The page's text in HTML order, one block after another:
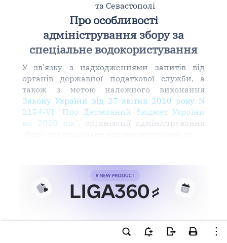
та Севастополі
Про особливості
адміністрування збору за
спеціальне водокористування
У зв'язку з надходженнями запитів від
органів державної податкової служби, а
також з метою належного виконання
Закону України від 27 квітня 2010 року N
2154-VI "Про Державний бюджет України
на 2010 рік", організації адміністрування